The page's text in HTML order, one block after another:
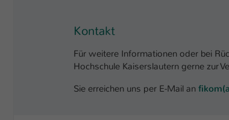
Kontakt
Für weitere Informationen oder bei
Hochschule Kaiserslautern gerne zur
Sie erreichen uns per E-Mail an